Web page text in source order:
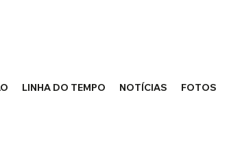
LINHA DO TEMPO NOTÍCIAS FOTOS